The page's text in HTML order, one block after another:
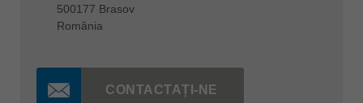
500177 Brasov
România
CONTACTAȚI-NE